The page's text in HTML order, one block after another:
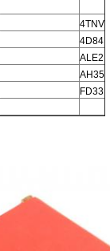
ALE2
FD33